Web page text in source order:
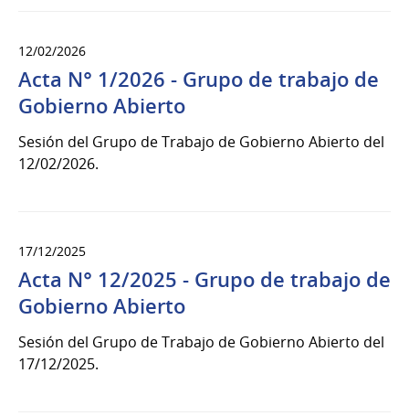
12/02/2026
Acta N° 1/2026 - Grupo de trabajo de
Gobierno Abierto
Sesión del Grupo de Trabajo de Gobierno Abierto del
12/02/2026.
17/12/2025
Acta N° 12/2025 - Grupo de trabajo de
Gobierno Abierto
Sesión del Grupo de Trabajo de Gobierno Abierto del
17/12/2025.